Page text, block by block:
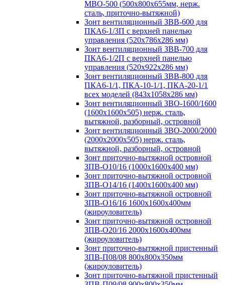
МВО-500 (500х800х655мм, нерж.
сталь, приточно-вытяжной)
Зонт вентиляционный ЗВВ-600 для
ПКА6-1/3П с верхней панелью
управления (520х786х286 мм)
Зонт вентиляционный ЗВВ-700 для
ПКА6-1/2П с верхней панелью
управления (520х922х286 мм)
Зонт вентиляционный ЗВВ-800 для
ПКА6-1/1, ПКА-10-1/1, ПКА-20-1/1
всех моделей (843х1058х286 мм)
Зонт вентиляционный ЗВО-1600/1600
(1600х1600х505) нерж. сталь,
вытяжной, разборный, островной
Зонт вентиляционный ЗВО-2000/2000
(2000х2000х505) нерж. сталь,
вытяжной, разборный, островной
Зонт приточно-вытяжной островной
ЗПВ-О10/16 (1000х1600х400 мм)
Зонт приточно-вытяжной островной
ЗПВ-О14/16 (1400х1600х400 мм)
Зонт приточно-вытяжной островной
ЗПВ-О16/16 1600х1600х400мм
(жироуловитель)
Зонт приточно-вытяжной островной
ЗПВ-О20/16 2000х1600х400мм
(жироуловитель)
Зонт приточно-вытяжной пристенный
ЗПВ-П08/08 800х800х350мм
(жироуловитель)
Зонт приточно-вытяжной пристенный